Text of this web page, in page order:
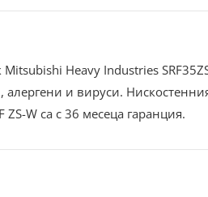
Heavy Industries
алергени и вируси.
W са с 36 месеца гаранция.